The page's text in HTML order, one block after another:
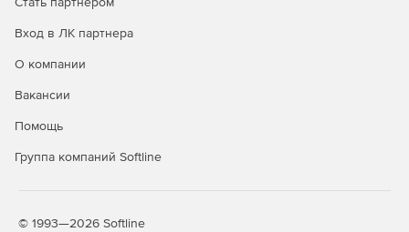
Вход в ЛК партнера
О компании
Вакансии
Помощь
Группа компаний Softline
© 1993—2026 Softline